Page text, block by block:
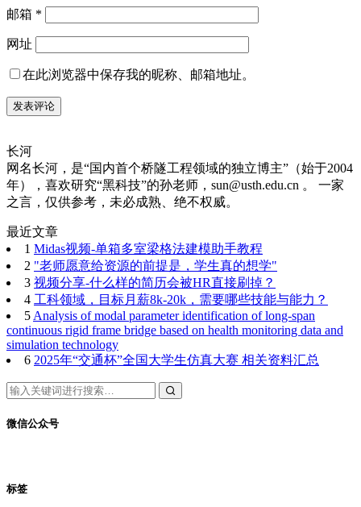
邮箱 *
网址
在此浏览器中保存我的昵称、邮箱地址。
长河
网名长河，是“国内首个桥隧工程领域的独立博主”（始于2004
年），喜欢研究“黑科技”的孙老师，sun@usth.edu.cn 。 一家
之言，仅供参考，未必成熟、绝不权威。
最近文章
1 Midas视频-单箱多室梁格法建模助手教程
2 "老师愿意给资源的前提是，学生真的想学"
3 视频分享-什么样的简历会被HR直接刷掉？
4 工科领域，目标月薪8k-20k，需要哪些技能与能力？
5 Analysis of modal parameter identification of long-span
continuous rigid frame bridge based on health monitoring data and
simulation technology
6 2025年“交通杯”全国大学生仿真大赛 相关资料汇总
微信公众号
标签